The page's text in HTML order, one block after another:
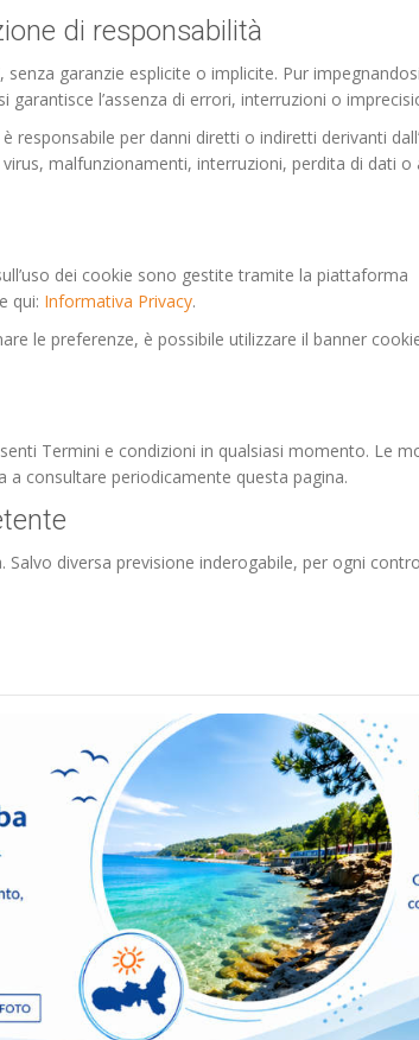
di responsabilità
garanzie esplicite o implicite. Pur
l’assenza di errori, interruzioni o
responsabile per danni diretti o indiretti derivanti
malfunzionamenti, interruzioni, perdita di dati o
dei cookie sono gestite tramite la piattaforma
qui: Informativa Privacy.
le preferenze, è possibile utilizzare il banner
Termini e condizioni in qualsiasi momento. Le
a consultare periodicamente questa pagina.
diversa previsione inderogabile, per ogni